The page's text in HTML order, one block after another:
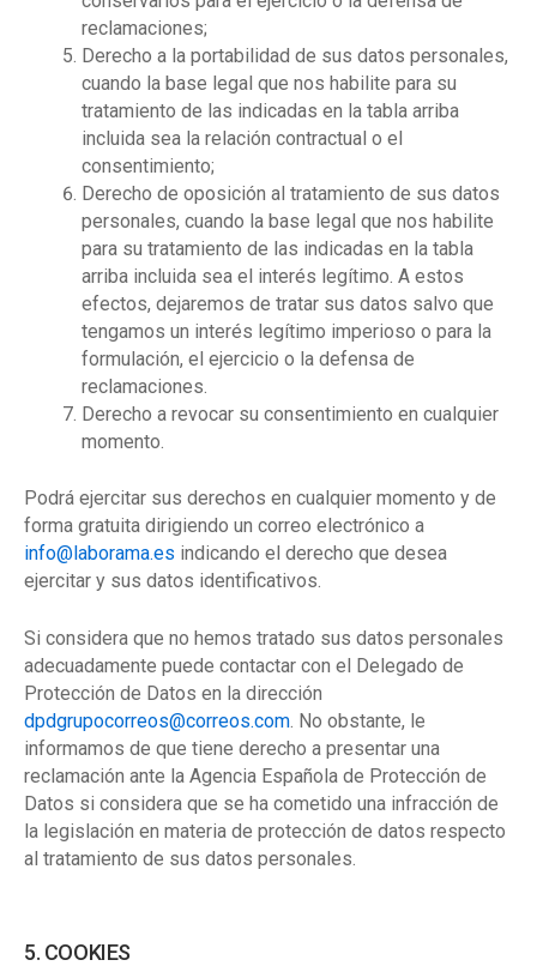
reclamaciones;
Derecho a la portabilidad de sus datos personales,
cuando la base legal que nos habilite para su
tratamiento de las indicadas en la tabla arriba
incluida sea la relación contractual o el
consentimiento;
Derecho de oposición al tratamiento de sus datos
personales, cuando la base legal que nos habilite
para su tratamiento de las indicadas en la tabla
arriba incluida sea el interés legítimo. A estos
efectos, dejaremos de tratar sus datos salvo que
tengamos un interés legítimo imperioso o para la
formulación, el ejercicio o la defensa de
reclamaciones.
Derecho a revocar su consentimiento en cualquier
momento.
Podrá ejercitar sus derechos en cualquier momento y de
forma gratuita dirigiendo un correo electrónico a
info@laborama.es indicando el derecho que desea
ejercitar y sus datos identificativos.
Si considera que no hemos tratado sus datos personales
adecuadamente puede contactar con el Delegado de
Protección de Datos en la dirección
dpdgrupocorreos@correos.com. No obstante, le
informamos de que tiene derecho a presentar una
reclamación ante la Agencia Española de Protección de
Datos si considera que se ha cometido una infracción de
la legislación en materia de protección de datos respecto
al tratamiento de sus datos personales.
5. COOKIES